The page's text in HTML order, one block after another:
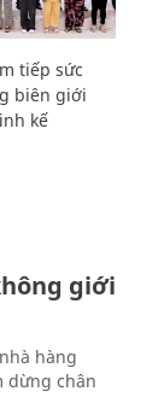
tiếp sức
biên giới
kế
giới
hàng
dừng chân